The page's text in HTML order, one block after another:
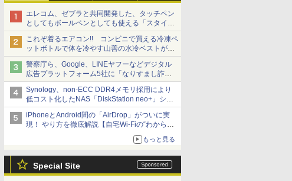
エレコム、ゼブラと共同開発した、タッチペン
としてもボールペンとしても使える「スタイラ
スツーウェイ」発売 iPadにも紙にも、持ち替
えずに書き込める
これぞ着るエアコン!! コンビニで買える冷凍ペ
ットボトルで体を冷やす山善の水冷ベストがロ
ードバイクにちょうどいい【ぼっち・ざ・ろー
ど！その14】【空いた時間でなにしてる？】
警察庁ら、Google、LINEヤフーなどデジタル
広告プラットフォーム5社に「なりすまし詐欺
広告」対策強化を要請 著名人の写真や映像を
使った投資詐欺などへの対策として
Synology、non-ECC DDR4メモリ採用により
低コスト化したNAS「DiskStation neo+」シリ
ーズ 予算を抑えて導入でき、ECCメモリへの
アップグレードも可能
iPhoneとAndroid間の「AirDrop」がついに実
現！ やり方を徹底解説【自宅Wi-Fiの“わからな
もっと見る
Special Site